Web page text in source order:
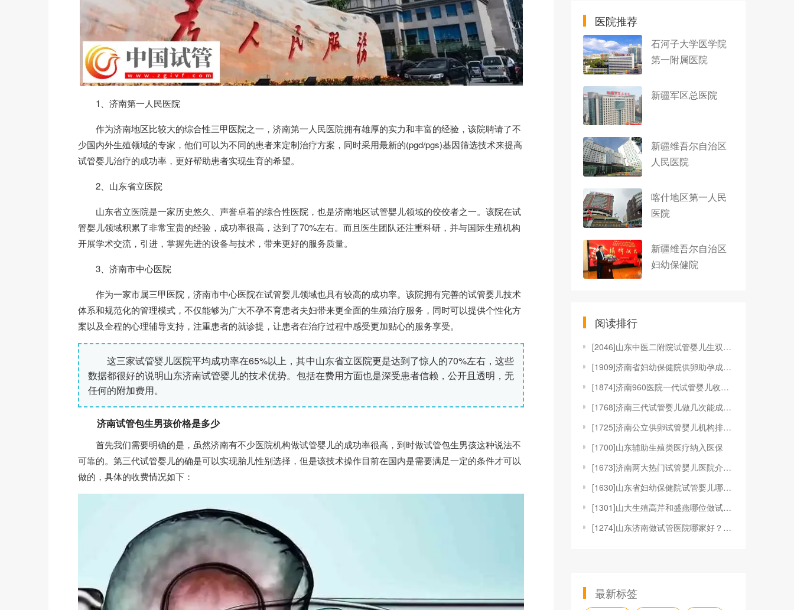
1、济南第一人民医院
作为济南地区比较大的综合性三甲医院之一，济南第一人民医院拥有雄厚的实力和丰富的经验，该院聘请了不
少国内外生殖领域的专家，他们可以为不同的患者来定制治疗方案，同时采用最新的(pgd/pgs)基因筛选技术来提高
试管婴儿治疗的成功率，更好帮助患者实现生育的希望。
2、山东省立医院
山东省立医院是一家历史悠久、声誉卓着的综合性医院，也是济南地区试管婴儿领域的佼佼者之一。该院在试
管婴儿领域积累了非常宝贵的经验，成功率很高，达到了70%左右。而且医生团队还注重科研，并与国际生殖机构
开展学术交流，引进，掌握先进的设备与技术，带来更好的服务质量。
3、济南市中心医院
作为一家市属三甲医院，济南市中心医院在试管婴儿领域也具有较高的成功率。该院拥有完善的试管婴儿技术
体系和规范化的管理模式，不仅能够为广大不孕不育患者夫妇带来更全面的生殖治疗服务，同时可以提供个性化方
案以及全程的心理辅导支持，注重患者的就诊提，让患者在治疗过程中感受更加贴心的服务享受。
这三家试管婴儿医院平均成功率在65%以上，其中山东省立医院更是达到了惊人的70%左右，这些
数据都很好的说明山东济南试管婴儿的技术优势。包括在费用方面也是深受患者信赖，公开且透明，无
任何的附加费用。
济南试管包生男孩价格是多少
首先我们需要明确的是，虽然济南有不少医院机构做试管婴儿的成功率很高，到时做试管包生男孩这种说法不
可靠的。第三代试管婴儿的确是可以实现胎儿性别选择，但是该技术操作目前在国内是需要满足一定的条件才可以
做的，具体的收费情况如下：
医院推荐
石河子大学医学院
第一附属医院
新疆军区总医院
新疆维吾尔自治区
人民医院
喀什地区第一人民
医院
新疆维吾尔自治区
妇幼保健院
阅读排行
[2046]山东中医二附院试管婴儿生双胞胎费用多少
[1909]济南省妇幼保健院供卵助孕成本分析，检查到
[1874]济南960医院一代试管婴儿收费项目汇总，
[1768]济南三代试管婴儿做几次能成功？探讨影响成
[1725]济南公立供卵试管婴儿机构排行榜公布，第一
[1700]山东辅助生殖类医疗纳入医保
[1673]济南两大热门试管婴儿医院介绍，妊娠率均在
[1630]山东省妇幼保健院试管婴儿哪个医生好
[1301]山大生殖高芹和盛燕哪位做试管更好？在山大
[1274]山东济南做试管医院哪家好？济南第二附属医
最新标签